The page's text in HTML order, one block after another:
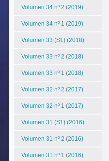
Volumen 34 nº 2 (2019)
Volumen 34 nº 1 (2019)
Volumen 33 (S1) (2018)
Volumen 33 nº 2 (2018)
Volumen 33 nº 1 (2018)
Volumen 32 nº 2 (2017)
Volumen 32 nº 1 (2017)
Volumen 31 (S1) (2016)
Volumen 31 nº 2 (2016)
Volumen 31 nº 1 (2016)